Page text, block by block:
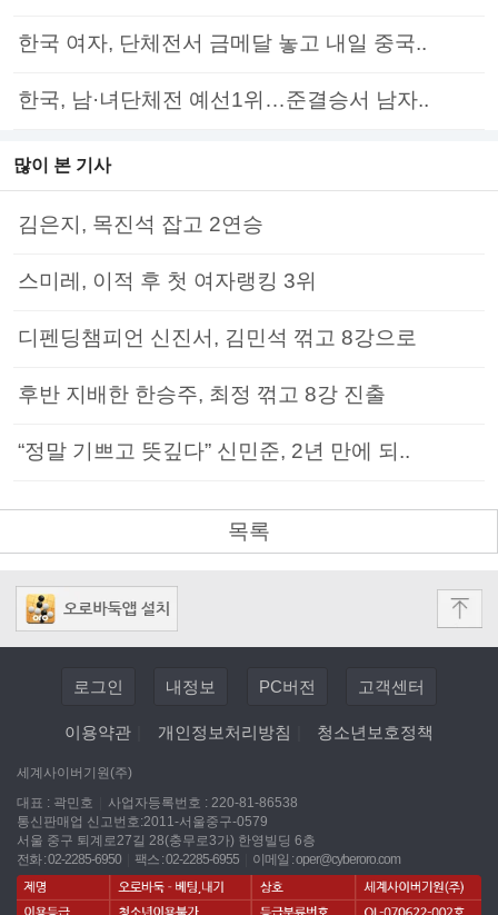
한국 여자, 단체전서 금메달 놓고 내일 중국..
한국, 남·녀단체전 예선1위…준결승서 남자..
많이 본 기사
김은지, 목진석 잡고 2연승
스미레, 이적 후 첫 여자랭킹 3위
디펜딩챔피언 신진서, 김민석 꺾고 8강으로
후반 지배한 한승주, 최정 꺾고 8강 진출
“정말 기쁘고 뜻깊다” 신민준, 2년 만에 되..
목록
로그인 내정보 PC버전 고객센터
이용약관 개인정보처리방침 청소년보호정책
세계사이버기원(주)
대표 : 곽민호
사업자등록번호 : 220-81-86538
통신판매업 신고번호:2011-서울중구-0579
서울 중구 퇴계로27길 28(충무로3가) 한영빌딩 6층
전화 : 02-2285-6950
팩스 : 02-2285-6955 이메일 :oper@cyberoro.com